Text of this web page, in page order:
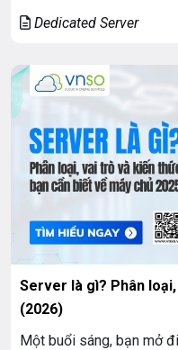
server, bạn có toàn
Dedicated Server
Server là gì? Phân
(2026)
Một buổi sáng, bạn mở